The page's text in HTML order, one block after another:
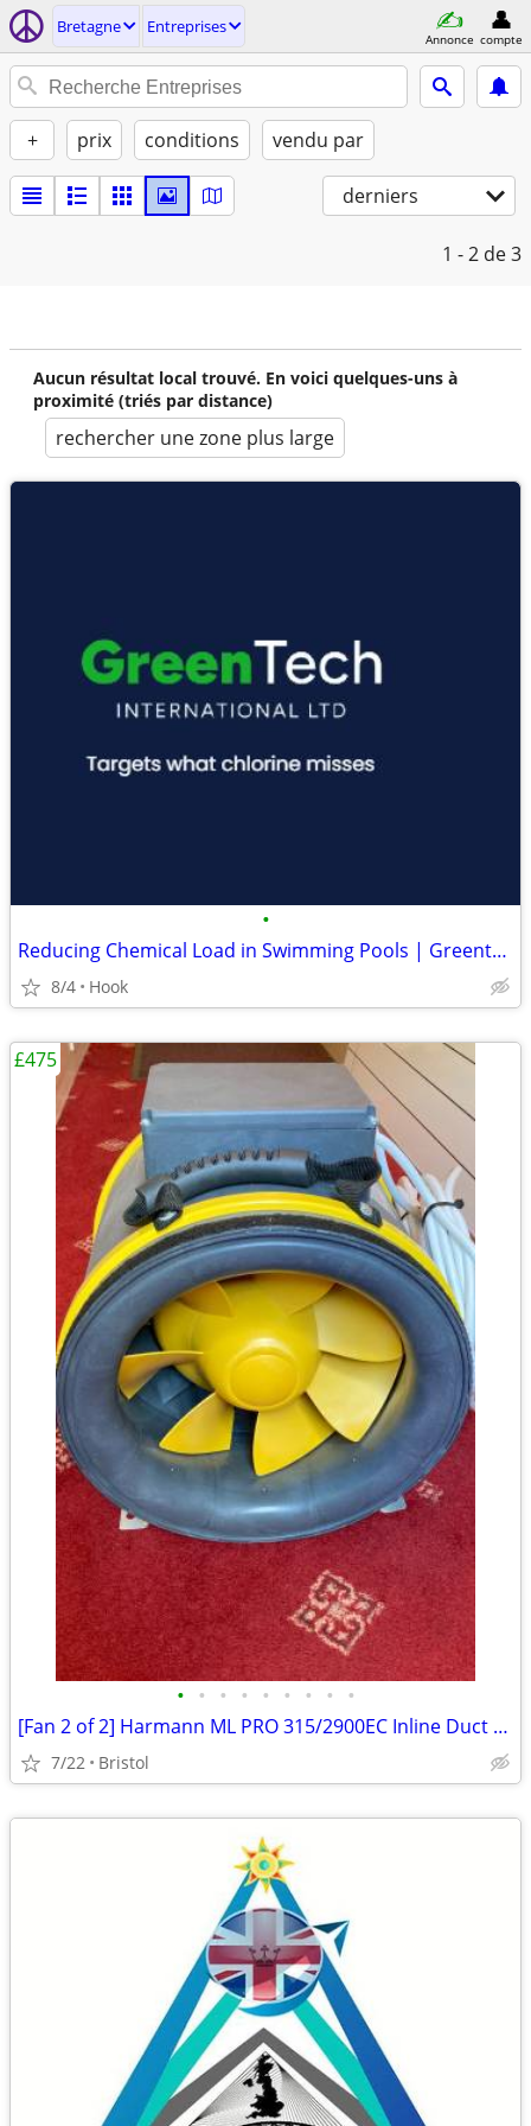
Bretagne Entreprises
Annonce compte
+ prix conditions vendu par
derniers
1 - 2 de 3
Aucun résultat local trouvé. En voici quelques-uns à
proximité (triés par distance)
rechercher une zone plus large
•
Reducing Chemical Load in Swimming Pools | Greentech International
8/4 Hook
• • • • • • • • •
[Fan 2 of 2] Harmann ML PRO 315/2900EC Inline Duct Fan — 282W EC Motor
7/22 Bristol
£475